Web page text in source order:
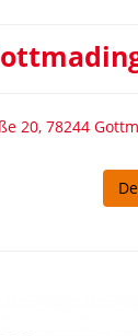
20, 78244